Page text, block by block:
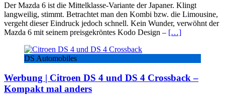
Der Mazda 6 ist die Mittelklasse-Variante der Japaner. Klingt
langweilig, stimmt. Betrachtet man den Kombi bzw. die Limousine,
vergeht dieser Eindruck jedoch schnell. Kein Wunder, verwöhnt der
Mazda 6 mit seinem preisgekröntes Kodo Design – […]
DS Automobiles
Werbung | Citroen DS 4 und DS 4 Crossback –
Kompakt mal anders